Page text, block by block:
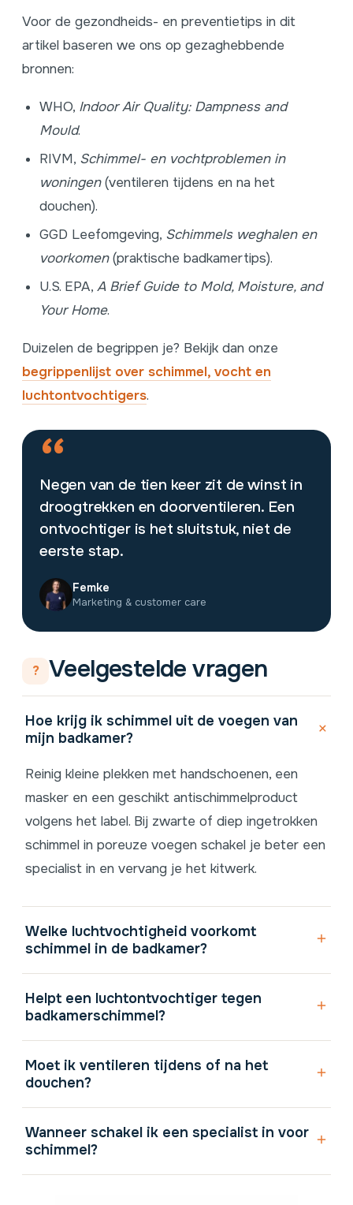
Voor de gezondheids- en preventietips in dit
artikel baseren we ons op gezaghebbende
bronnen:
WHO, Indoor Air Quality: Dampness and
Mould.
RIVM, Schimmel- en vochtproblemen in
woningen(ventileren tijdens en na het
douchen).
GGD Leefomgeving, Schimmels weghalen en
voorkomen(praktische badkamertips).
U.S. EPA, A Brief Guide to Mold, Moisture, and
Your Home.
Duizelen de begrippen je? Bekijk dan onze
begrippenlijst over schimmel, vocht en
luchtontvochtigers.
“
Negen van de tien keer zit de winst in
droogtrekken en doorventileren. Een
ontvochtiger is het sluitstuk, niet de
eerste stap.
Femke
Marketing & customer care
? Veelgestelde vragen
Hoe krijg ik schimmel uit de voegen van
mijn badkamer?
Reinig kleine plekken met handschoenen, een
masker en een geschikt antischimmelproduct
volgens het label. Bij zwarte of diep ingetrokken
schimmel in poreuze voegen schakel je beter een
specialist in en vervang je het kitwerk.
Welke luchtvochtigheid voorkomt
schimmel in de badkamer?
Helpt een luchtontvochtiger tegen
badkamerschimmel?
Moet ik ventileren tijdens of na het
douchen?
Wanneer schakel ik een specialist in voor
schimmel?